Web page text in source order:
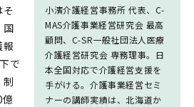
小濱介護経営事務所 代表、C-
MAS介護事業経営研究会 最高
顧問、C-SR一般社団法人医療
介護経営研究会 専務理事。日
本全国対応で介護経営支援を
手がける。介護事業経営セミ
ナーの講師実績は、北海道か
そ
国
報
で
制